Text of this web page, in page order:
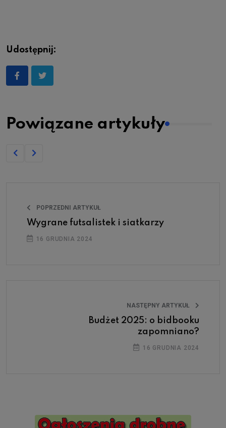
Udostępnij:
Powiązane artykuły
POPRZEDNI ARTYKUŁ
Wygrane futsalistek i siatkarzy
16 GRUDNIA 2024
NASTĘPNY ARTYKUŁ
Budżet 2025: o bidbooku
zapomniano?
16 GRUDNIA 2024